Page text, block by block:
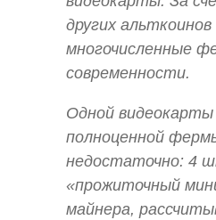
других
многочисленные
современности.
Одной видеокарты
полноценной
недостаточно: 4
«прожиточный
майнера,